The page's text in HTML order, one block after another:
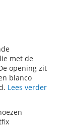
met de
opening zit
blanco
Lees verder